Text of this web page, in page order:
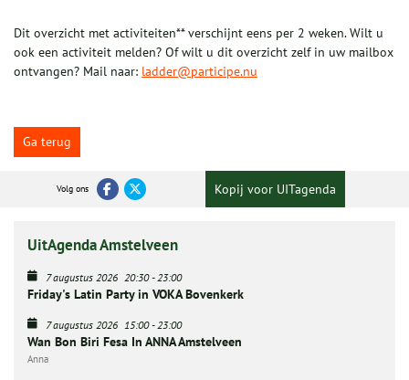
Dit overzicht met activiteiten** verschijnt eens per 2 weken. Wilt u
ook een activiteit melden? Of wilt u dit overzicht zelf in uw mailbox
ontvangen? Mail naar: ladder@participe.nu
Ga terug
Volg ons Kopij voor UITagenda
UitAgenda Amstelveen
7 augustus 2026 20:30-23:00
Friday's Latin Party in VOKA Bovenkerk
7 augustus 2026 15:00-23:00
Wan Bon Biri Fesa In ANNA Amstelveen
Anna